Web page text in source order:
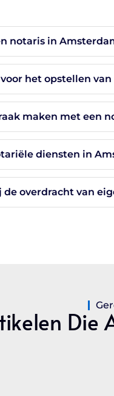
notaris in
het opstellen
maken met een
diensten in
overdracht van
Die